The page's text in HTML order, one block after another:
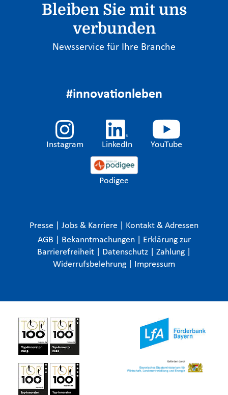
Bleiben Sie mit uns
verbunden
Newsservice für Ihre Branche
#innovationleben
Instagram LinkedIn YouTube
Podigee
Presse Jobs & Karriere
Kontakt & Adressen
AGB
Bekanntmachungen
Erklärung zur
Barrierefreiheit
Datenschutz Zahlung
Widerrufsbelehrung
Impressum